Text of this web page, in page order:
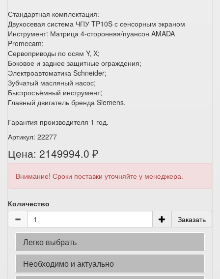
Стандартная комплектация:
Двухосевая система ЧПУ TP10S с сенсорным экраном
Инструмент: Матрица 4-сторонняя/пуансон AMADA
Promecam;
Сервоприводы по осям Y, X;
Боковое и заднее защитные ограждения;
Электроавтоматика Schneider;
Зубчатый масляный насос;
Быстросъёмный инструмент;
Главный двигатель бренда Siemens.
Гарантия производителя 1 год.
Артикул: 22277
Цена: 2149994.0 ₽
Внимание! Сроки поставки уточняйте у менеджера.
Количество
Заказать
Легко выбрать
Необходимо и актуально